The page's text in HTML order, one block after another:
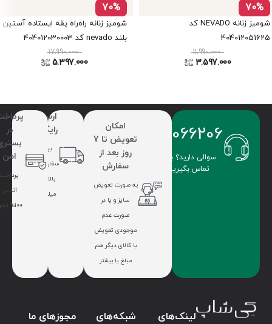
70%
شومیز زنانه NEVADO کد
404012051625
11.990.000
3.597.000
70%
شومیز زنانه راه‌راه یقه ایستاده آستین
بلند nevado کد 404012030003
17.990.000
5.397.000
09336066206
سوالی دارید؟ با ما
تماس بگیرید.
امکان
تعویض تا 7
روز بعد از
سفارش
به صورت تعویض
سایز و یا در
صورت عدم
موجودی تعویض
با کالای دیگر هم
مبلغ یا بیشتر
ارسال
رایگان
برای
سفارشات
میلیون
در
امن
پرداخت
آنلاین
100% ایمن
لینک‌های
شبکه‌های
مجوزهای ما